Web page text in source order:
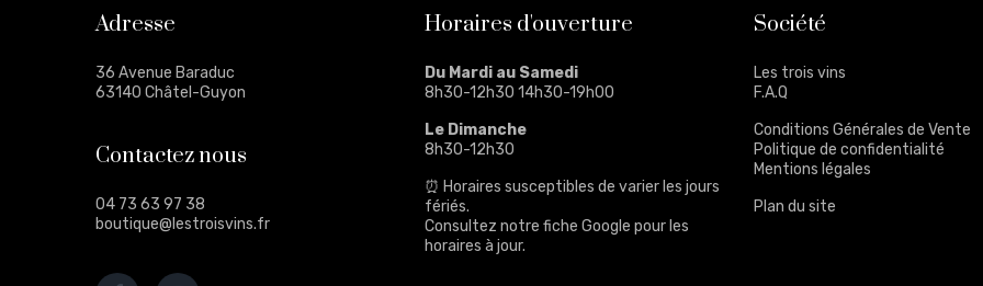
Adresse
36 Avenue Baraduc
63140 Châtel-Guyon
Contactez nous
04 73 63 97 38
boutique@lestroisvins.fr
Horaires d'ouverture
Du Mardi au Samedi
8h30-12h30 14h30-19h00
Le Dimanche
8h30-12h30
⏰ Horaires susceptibles de varier les jours
fériés.
Consultez notre fiche Google pour les
horaires à jour.
Société
Les trois vins
F.A.Q
Conditions Générales de Vente
Politique de confidentialité
Mentions légales
Plan du site